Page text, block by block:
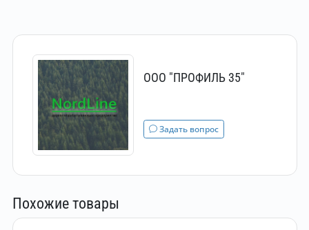
ООО "ПРОФИЛЬ 35"
Задать вопрос
Похожие товары